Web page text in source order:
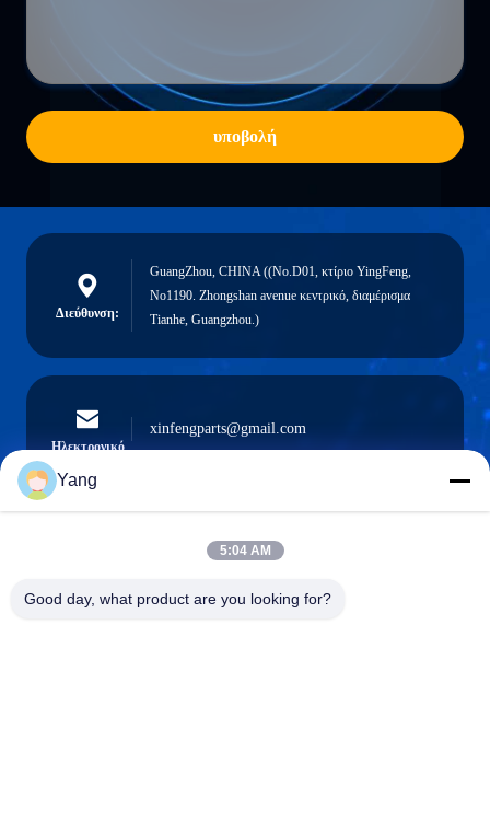
υποβολή
Διεύθυνση:
GuangZhou, CHINA ((No.D01, κτίριο YingFeng,
No1190. Zhongshan avenue κεντρικό, διαμέρισμα
Tianhe, Guangzhou.)
Ηλεκτρονικό
xinfengparts@gmail.com
0086-189-9844-3486
Yang
5:04 AM
Good day, what product are you looking for?